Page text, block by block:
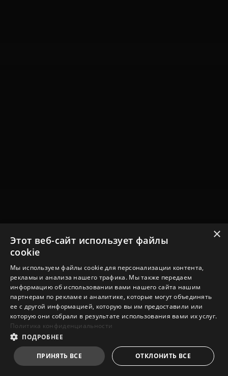
×
Этот веб-сайт использует файлы
cookie
Мы используем файлы cookie для персонализации контента,
рекламы и анализа нашего трафика. Мы также передаем
информацию об использовании вами нашего сайта нашим
партнерам по рекламе и аналитике, которые могут объединять
ее с другой информацией, которую вы им предоставили или
которую они собрали в результате использования вами их услуг.
Политика конфиденциальности
ПОДРОБНЕЕ
ПРИНЯТЬ ВСЕ ОТКЛОНИТЬ ВСЕ